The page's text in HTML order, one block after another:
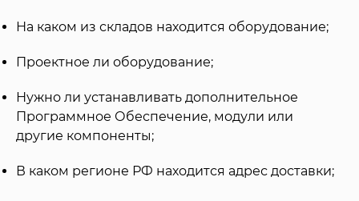
На каком из складов находится оборудование;
Проектное ли оборудование;
Нужно ли устанавливать дополнительное
Программное Обеспечение, модули или
другие компоненты;
В каком регионе РФ находится адрес доставки;